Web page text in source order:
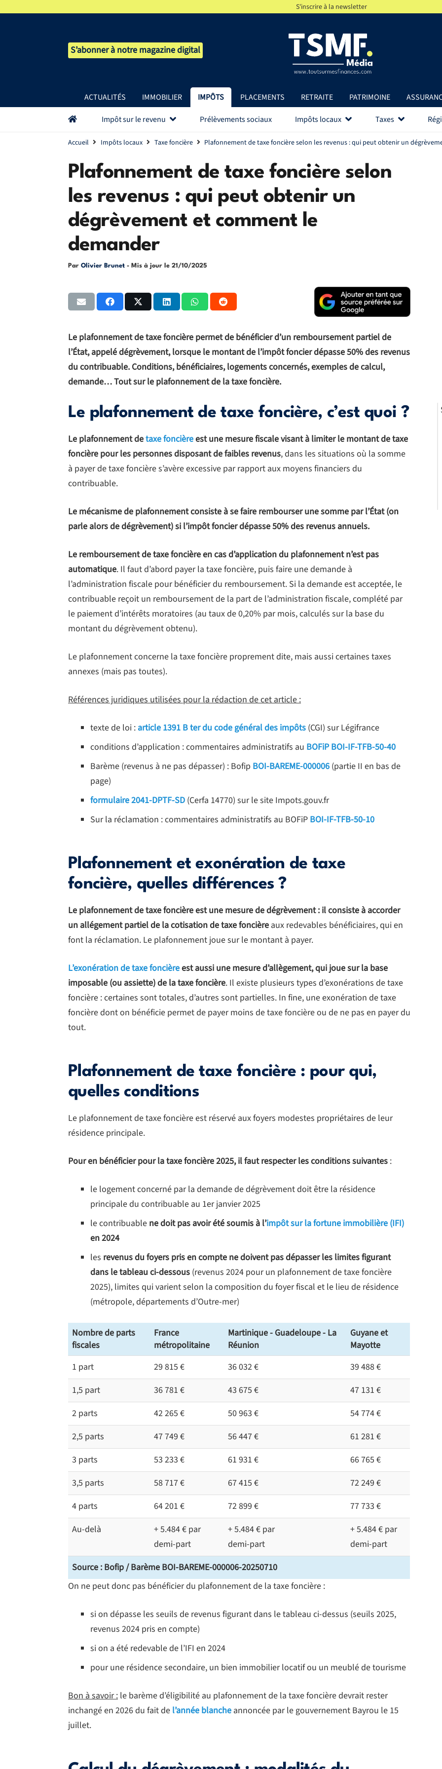
S'inscrire à la newsletter
S’abonner à notre magazine digital
ACTUALITÉS IMMOBILIER IMPÔTS PLACEMENTS RETRAITE PATRIMOINE
Impôt sur le revenu Prélèvements sociaux Impôts locaux Taxes
Accueil Impôts locaux Taxe foncière Plafonnement de taxe foncière selon les revenus : qui peut obtenir un
Plafonnement de taxe foncière selon
les revenus : qui peut obtenir un
dégrèvement et comment le
demander
Par Olivier Brunet - Mis à jour le 21/10/2025
Le plafonnement de taxe foncière permet de bénéficier d’un remboursement partiel de
l’État, appelé dégrèvement, lorsque le montant de l’impôt foncier dépasse 50% des revenus
du contribuable. Conditions, bénéficiaires, logements concernés, exemples de calcul,
demande… Tout sur le plafonnement de la taxe foncière.
Le plafonnement de taxe foncière, c’est quoi ?
Le plafonnement detaxe foncièreest une mesure fiscale visant à limiter le montant de taxe
foncière pour les personnes disposant de faibles revenus, dans les situations où la somme
à payer de taxe foncière s’avère excessive par rapport aux moyens financiers du
contribuable.
Le mécanisme de plafonnement consiste à se faire rembourser une somme par l’État (on
parle alors de dégrèvement) si l’impôt foncier dépasse 50% des revenus annuels.
Le remboursement de taxe foncière en cas d’application du plafonnement n’est pas
automatique. Il faut d’abord payer la taxe foncière, puis faire une demande à
l’administration fiscale pour bénéficier du remboursement. Si la demande est acceptée, le
contribuable reçoit un remboursement de la part de l’administration fiscale, complété par
le paiement d’intérêts moratoires (au taux de 0,20% par mois, calculés sur la base du
montant du dégrèvement obtenu).
Le plafonnement concerne la taxe foncière proprement dite, mais aussi certaines taxes
annexes (mais pas toutes).
Références juridiques utilisées pour la rédaction de cet article :
texte de loi : article 1391 B ter du code général des impôts (CGI) sur Légifrance
conditions d’application : commentaires administratifs au BOFiP BOI-IF-TFB-50-40
Barème (revenus à ne pas dépasser) : Bofip BOI-BAREME-000006 (partie II en bas de
page)
formulaire 2041-DPTF-SD (Cerfa 14770) sur le site Impots.gouv.fr
Sur la réclamation : commentaires administratifs au BOFiP BOI-IF-TFB-50-10
Plafonnement et exonération de taxe
foncière, quelles différences ?
Le plafonnement de taxe foncière est une mesure de dégrèvement : il consiste à accorder
un allégement partiel de la cotisation de taxe foncière aux redevables bénéficiaires, qui en
font la réclamation. Le plafonnement joue sur le montant à payer.
L’exonération de taxe foncièreest aussi une mesure d’allègement, qui joue sur la base
imposable (ou assiette) de la taxe foncière. Il existe plusieurs types d’exonérations de taxe
foncière : certaines sont totales, d’autres sont partielles. In fine, une exonération de taxe
foncière dont on bénéficie permet de payer moins de taxe foncière ou de ne pas en payer du
tout.
Plafonnement de taxe foncière : pour qui,
quelles conditions
Le plafonnement de taxe foncière est réservé aux foyers modestes propriétaires de leur
résidence principale.
Pour en bénéficier pour la taxe foncière 2025, il faut respecter les conditions suivantes :
le logement concerné par la demande de dégrèvement doit être la résidence
principale du contribuable au 1er janvier 2025
le contribuable ne doit pas avoir été soumis à l’impôt sur la fortune immobilière (IFI)
en 2024
les revenus du foyers pris en compte ne doivent pas dépasser les limites figurant
dans le tableau ci-dessous (revenus 2024 pour un plafonnement de taxe foncière
2025), limites qui varient selon la composition du foyer fiscal et le lieu de résidence
(métropole, départements d’Outre-mer)
Nombre de parts
fiscales
France
métropolitaine
Martinique - Guadeloupe - La
Réunion
Guyane et
Mayotte
Source : Bofip / Barème BOI-BAREME-000006-20250710
1 part 29 815 € 36 032 €
39 488 €
1,5 part
36 781 € 43 675 €
47 131 €
2 parts
42 265 € 50 963 €
54 774 €
2,5 parts
47 749 € 56 447 €
61 281 €
3 parts
53 233 € 61 931 €
66 765 €
3,5 parts
58 717 € 67 415 €
72 249 €
4 parts
64 201 € 72 899 €
77 733 €
Au-delà
+ 5.484 € par
demi-part
+ 5.484 € par
demi-part
+ 5.484 € par
demi-part
On ne peut donc pas bénéficier du plafonnement de la taxe foncière :
si on dépasse les seuils de revenus figurant dans le tableau ci-dessus (seuils 2025,
revenus 2024 pris en compte)
si on a été redevable de l’IFI en 2024
pour une résidence secondaire, un bien immobilier locatif ou un meublé de tourisme
Bon à savoir : le barème d’éligibilité au plafonnement de la taxe foncière devrait rester
inchangé en 2026 du fait de l’année blanche annoncée par le gouvernement Bayrou le 15
juillet.